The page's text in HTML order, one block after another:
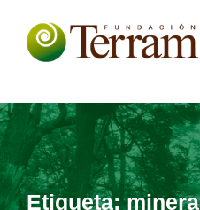
Etiqueta:minera